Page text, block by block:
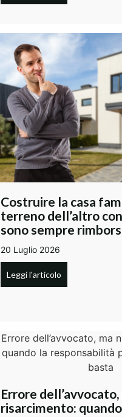
Costruire la casa
terreno dell’altro
sono sempre
20 Luglio 2026
Leggi l'articolo
Errore
risarcimento: